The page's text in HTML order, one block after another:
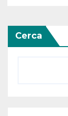
Cerca